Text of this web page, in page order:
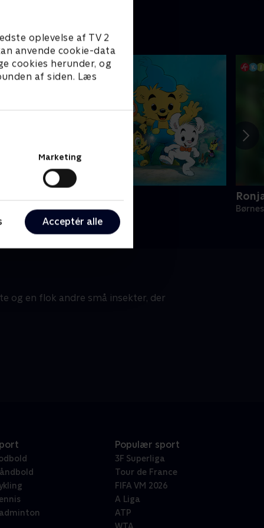
oplevelse af TV 2
anvende cookie-data
cookies herunder, og
af siden. Læs
Marketing
Acceptér alle
• 1 sæsoner
og en flok andre små insekter, der
Populær sport
3F Superliga
Tour de France
FIFA VM 2026
A Liga
ATP